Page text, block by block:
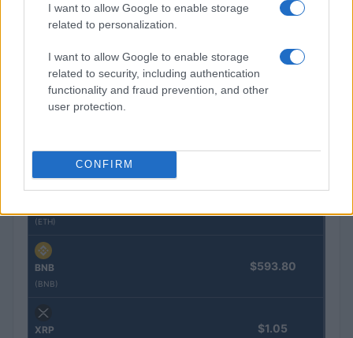
I want to allow Google to enable storage
related to personalization.
I want to allow Google to enable storage
related to security, including authentication
functionality and fraud prevention, and other
user protection.
CONFIRM
COTIZACIONES CRYPTO
Nombre Precio
(ETH)
BNB
(BNB)
$593.80
XRP $1.05